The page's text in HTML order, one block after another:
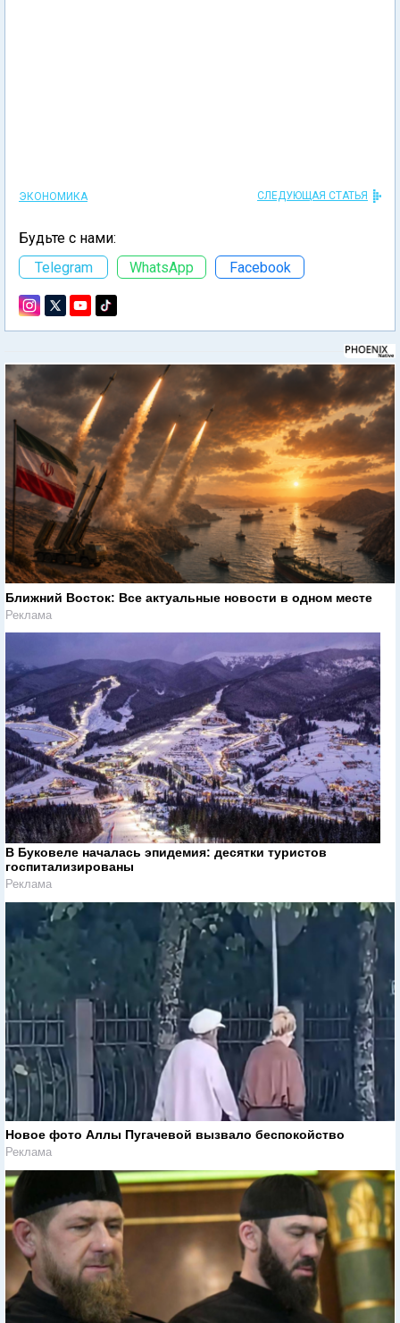
ЭКОНОМИКА СЛЕДУЮЩАЯ СТАТЬЯ
Будьте с нами:
Telegram
WhatsApp Facebook
Ближний Восток: Все актуальные новости в одном месте
Реклама
В Буковеле началась эпидемия: десятки туристов
госпитализированы
Реклама
Новое фото Аллы Пугачевой вызвало беспокойство
Реклама